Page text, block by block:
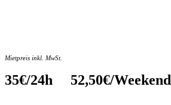
Mietpreis inkl. MwSt.
35€/24h 52,50€/Weekend